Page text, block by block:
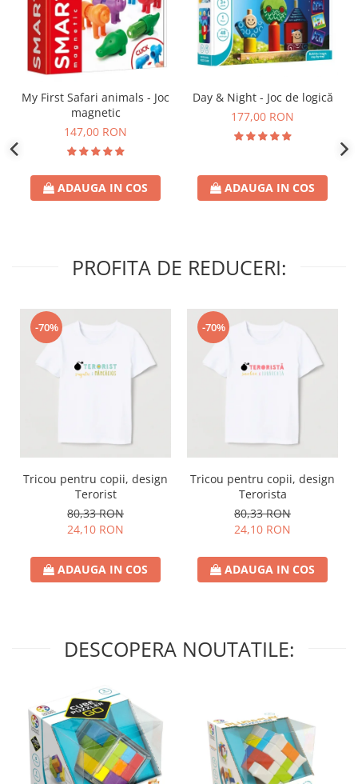
My First Safari animals - Joc
magnetic
147,00 RON
ADAUGA IN COS
Day & Night - Joc de logică
177,00 RON
ADAUGA IN COS
PROFITA DE REDUCERI:
-70%
Tricou pentru copii, design
Terorist
80,33 RON
24,10 RON
ADAUGA IN COS
-70%
Tricou pentru copii, design
Terorista
80,33 RON
24,10 RON
ADAUGA IN COS
DESCOPERA NOUTATILE: